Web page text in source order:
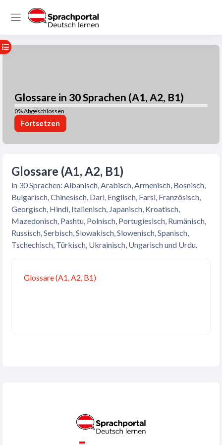
Zum Hauptinhalt
Website-Übersicht
Glossare in 30 Sprachen (A1, A2, B1)
0% Abgeschlossen
0% Abgeschlossen
Fortsetzen
Hauptinhaltsblöcke
Kursindex öffnen
Glossare (A1, A2, B1)
in 30 Sprachen: Albanisch, Arabisch, Armenisch, Bosnisch,
Bulgarisch, Chinesisch, Dari, Englisch, Farsi, Französisch,
Georgisch, Hindi, Italienisch, Japanisch, Kroatisch,
Mazedonisch, Pashtu, Polnisch, Portugiesisch, Rumänisch,
Russisch, Serbisch, Slowakisch, Slowenisch, Spanisch,
Tschechisch, Türkisch, Ukrainisch, Ungarisch und Urdu.
Glossare (A1, A2, B1)Verzeichnis